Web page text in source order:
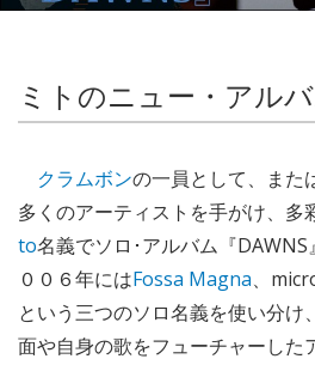
ミトのニュー・アルバ
クラムボンの一員として、また
多くのアーティストを手がけ、多
to名義でソロ･アルバム『DAWNS
００６年にはFossa Magna、
という三つのソロ名義を使い分け
面や自身の歌をフューチャーした